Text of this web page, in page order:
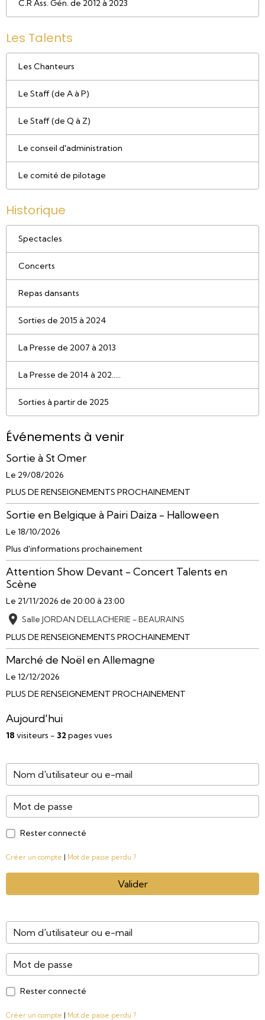
C.R Ass. Gén. de 2012 à 2023
Les Talents
Les Chanteurs
Le Staff (de A à P)
Le Staff (de Q à Z)
Le conseil d'administration
Le comité de pilotage
Historique
Spectacles
Concerts
Repas dansants
Sorties de 2015 à 2024
La Presse de 2007 à 2013
La Presse de 2014 à 202.....
Sorties à partir de 2025
Événements à venir
Sortie à St Omer
Le 29/08/2026
PLUS DE RENSEIGNEMENTS PROCHAINEMENT
Sortie en Belgique à Pairi Daiza - Halloween
Le 18/10/2026
Plus d'informations prochainement
Attention Show Devant - Concert Talents en
Scène
Le 21/11/2026 de 20:00 à 23:00
Salle JORDAN DELLACHERIE - BEAURAINS
PLUS DE RENSEIGNEMENTS PROCHAINEMENT
Marché de Noël en Allemagne
Le 12/12/2026
PLUS DE RENSEIGNEMENT PROCHAINEMENT
Aujourd'hui
18 visiteurs - 32 pages vues
Rester connecté
Créer un compte | Mot de passe perdu ?
Valider
Rester connecté
Créer un compte | Mot de passe perdu ?